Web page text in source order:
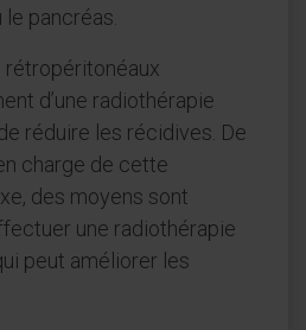
pancréas.
rétropéritonéaux
d’une radiothérapie
réduire les récidives. De
charge de cette
des moyens sont
une radiothérapie
peut améliorer les